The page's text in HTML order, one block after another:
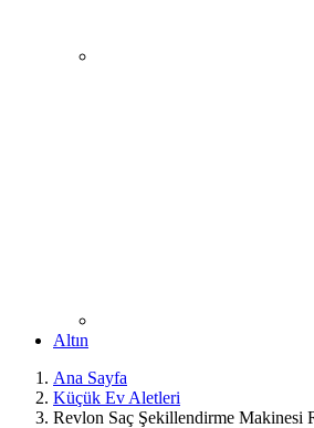
Altın
Ana Sayfa
Küçük Ev Aletleri
Revlon Saç Şekillendirme Makinesi